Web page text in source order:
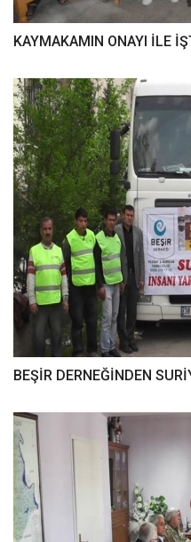
KAYMAKAMIN ONAYI İLE
BEŞİR DERNEĞİNDEN